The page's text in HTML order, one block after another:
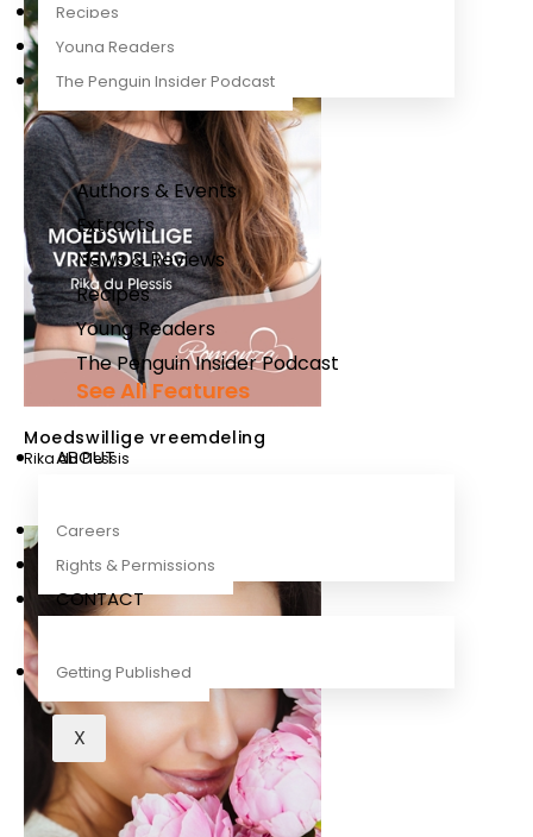
Recipes
Young Readers
The Penguin Insider Podcast
Authors & Events
Extracts
News & Reviews
Recipes
Young Readers
The Penguin Insider Podcast
See All Features
ABOUT
Careers
Rights & Permissions
CONTACT
Getting Published
X
Moedswillige vreemdeling
Rika du Plessis